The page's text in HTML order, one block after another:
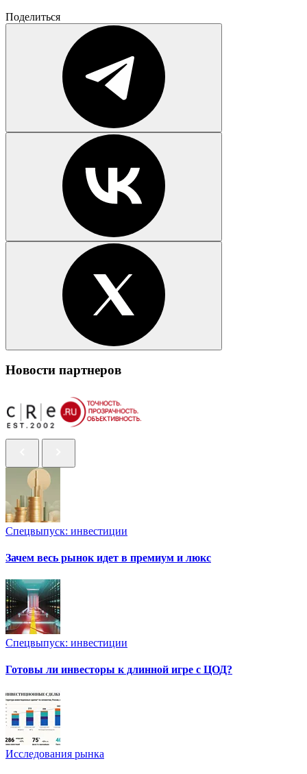
Поделиться
Новости партнеров
Спецвыпуск: инвестиции
Зачем весь рынок идет в премиум и люкс
Спецвыпуск: инвестиции
Готовы ли инвесторы к длинной игре с ЦОД?
Исследования рынка